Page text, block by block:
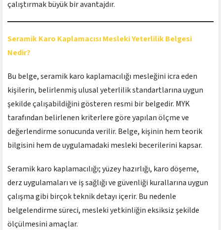
çalıştırmak büyük bir avantajdır.
Seramik Karo Kaplamacısı Mesleki Yeterlilik Belgesi
Nedir?
Bu belge, seramik karo kaplamacılığı mesleğini icra eden
kişilerin, belirlenmiş ulusal yeterlilik standartlarına uygun
şekilde çalışabildiğini gösteren resmi bir belgedir. MYK
tarafından belirlenen kriterlere göre yapılan ölçme ve
değerlendirme sonucunda verilir. Belge, kişinin hem teorik
bilgisini hem de uygulamadaki mesleki becerilerini kapsar.
Seramik karo kaplamacılığı; yüzey hazırlığı, karo döşeme,
derz uygulamaları ve iş sağlığı ve güvenliği kurallarına uygun
çalışma gibi birçok teknik detayı içerir. Bu nedenle
belgelendirme süreci, mesleki yetkinliğin eksiksiz şekilde
ölçülmesini amaçlar.